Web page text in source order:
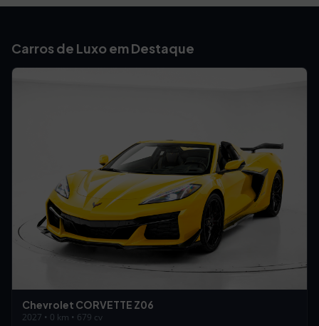
Carros de Luxo em Destaque
Chevrolet CORVETTE Z06
2027 • 0 km • 679 cv